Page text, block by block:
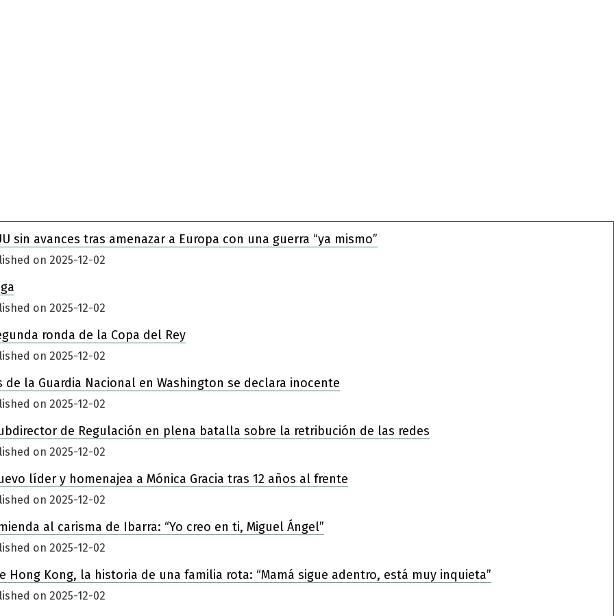
sin avances tras amenazar a Europa con una guerra “ya mismo”
on 2025-12-02
on 2025-12-02
ronda de la Copa del Rey
on 2025-12-02
la Guardia Nacional en Washington se declara inocente
on 2025-12-02
de Regulación en plena batalla sobre la retribución de las redes
on 2025-12-02
líder y homenajea a Mónica Gracia tras 12 años al frente
on 2025-12-02
al carisma de Ibarra: “Yo creo en ti, Miguel Ángel”
on 2025-12-02
Kong, la historia de una familia rota: “Mamá sigue adentro, está muy inquieta”
on 2025-12-02